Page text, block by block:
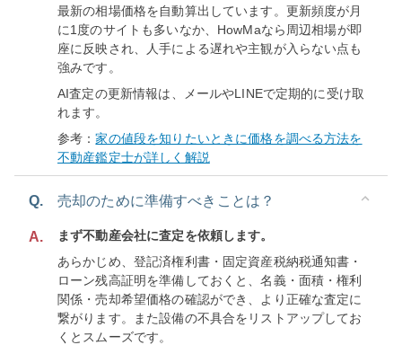
最新の相場価格を自動算出しています。更新頻度が月
に1度のサイトも多いなか、HowMaなら周辺相場が即
座に反映され、人手による遅れや主観が入らない点も
強みです。
AI査定の更新情報は、メールやLINEで定期的に受け取
れます。
参考：家の値段を知りたいときに価格を調べる方法を
不動産鑑定士が詳しく解説
Q. 売却のために準備すべきことは？
A.
まず不動産会社に査定を依頼します。
あらかじめ、登記済権利書・固定資産税納税通知書・
ローン残高証明を準備しておくと、名義・面積・権利
関係・売却希望価格の確認ができ、より正確な査定に
繋がります。また設備の不具合をリストアップしてお
くとスムーズです。